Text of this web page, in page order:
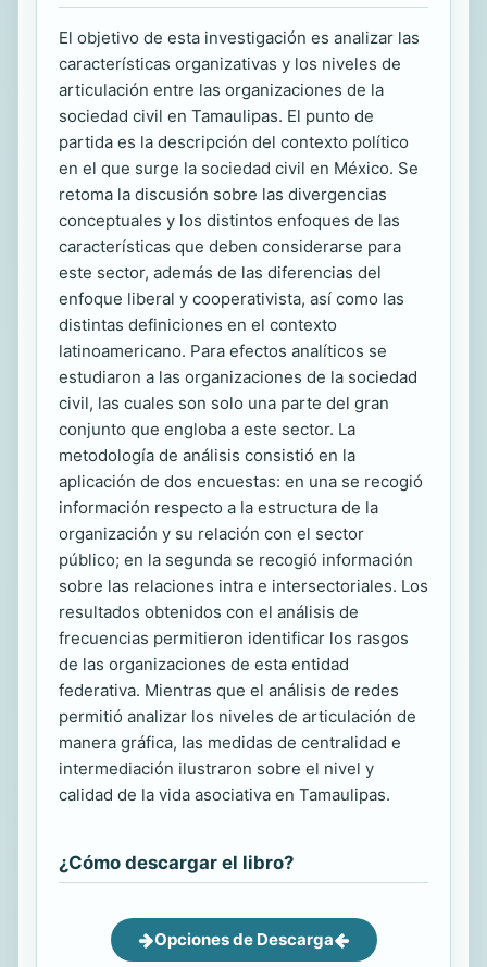
El objetivo de esta investigación es analizar las
características organizativas y los niveles de
articulación entre las organizaciones de la
sociedad civil en Tamaulipas. El punto de
partida es la descripción del contexto político
en el que surge la sociedad civil en México. Se
retoma la discusión sobre las divergencias
conceptuales y los distintos enfoques de las
características que deben considerarse para
este sector, además de las diferencias del
enfoque liberal y cooperativista, así como las
distintas definiciones en el contexto
latinoamericano. Para efectos analíticos se
estudiaron a las organizaciones de la sociedad
civil, las cuales son solo una parte del gran
conjunto que engloba a este sector. La
metodología de análisis consistió en la
aplicación de dos encuestas: en una se recogió
información respecto a la estructura de la
organización y su relación con el sector
público; en la segunda se recogió información
sobre las relaciones intra e intersectoriales. Los
resultados obtenidos con el análisis de
frecuencias permitieron identificar los rasgos
de las organizaciones de esta entidad
federativa. Mientras que el análisis de redes
permitió analizar los niveles de articulación de
manera gráfica, las medidas de centralidad e
intermediación ilustraron sobre el nivel y
calidad de la vida asociativa en Tamaulipas.
¿Cómo descargar el libro?
Opciones de Descarga